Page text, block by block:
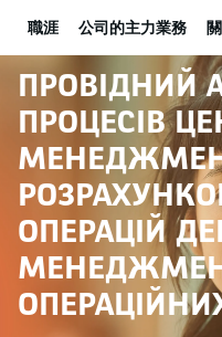
BNP Paribas
職涯 公司的主力業務
ПРОВІДНИЙ
ПРОЦЕСІВ
ОПЕРАЦІЙ